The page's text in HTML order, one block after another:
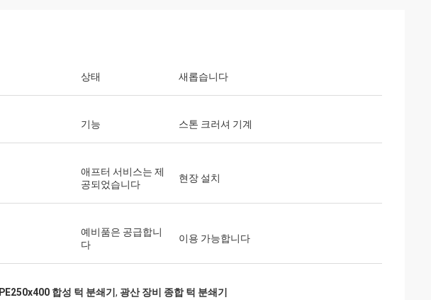
상태 새롭습니다
기능 스톤 크러셔 기계
애프터 서비스는 제
공되었습니다
현장 설치
예비품은 공급합니
다
이용 가능합니다
PE250x400 합성 턱 분쇄기 , 광산 장비 종합 턱 분쇄기